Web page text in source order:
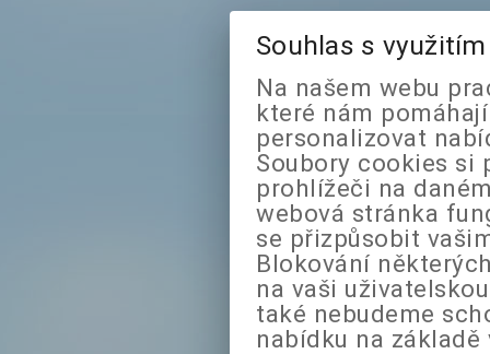
Souhlas s
Na našem webu
které nám
personalizovat
Soubory cookies si
prohlížeči na
webová stránka
se přizpůsobit
Blokování
na vaši
také nebudeme
nabídku na